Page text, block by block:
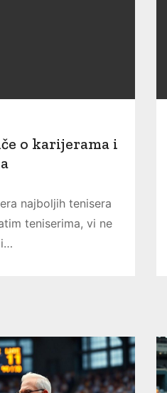
o karijerama i
najboljih tenisera
teniserima, vi ne
i…